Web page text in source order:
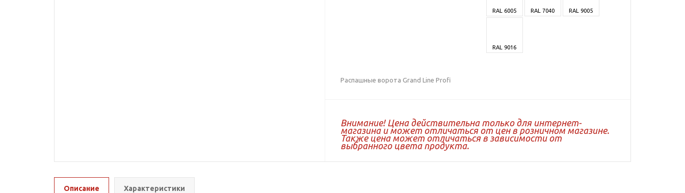
RAL 6005 RAL 7040 RAL 9005
RAL 9016
Распашные ворота Grand Line Profi
Внимание! Цена действительна только для интернет-
магазина и может отличаться от цен в розничном магазине.
Также цена может отличаться в зависимости от
выбранного цвета продукта.
Описание Характеристики